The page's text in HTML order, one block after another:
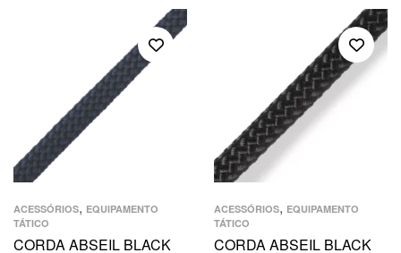
ACESSÓRIOS, EQUIPAMENTO
TÁTICO
CORDA ABSEIL BLACK
ACESSÓRIOS, EQUIPAMENTO
TÁTICO
CORDA ABSEIL BLACK